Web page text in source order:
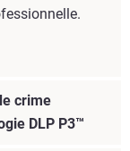
crime
DLP P3™